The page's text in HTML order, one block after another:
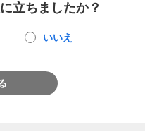
立ちましたか？
いいえ